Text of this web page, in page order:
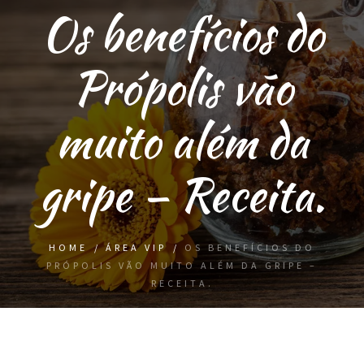
Os benefícios do
Própolis vão
muito além da
gripe – Receita.
HOME /ÁREA VIP / OS BENEFÍCIOS DO
PRÓPOLIS VÃO MUITO ALÉM DA GRIPE –
RECEITA.